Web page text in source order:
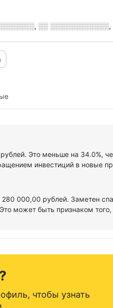
░░ ░░░░░░░░░░░░,
Это меньше на 34.0%,
инвестиций в новые
000,00 рублей. Заметен
может быть признаком
чтобы узнать